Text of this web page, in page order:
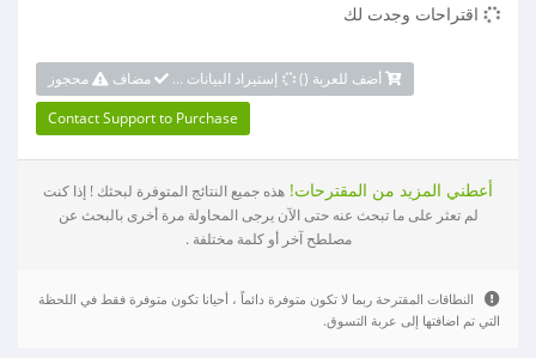
اقتراحات وجدت لك
أضف للعربة () إستيراد البيانات ... مضاف
محجوز
Contact Support to Purchase
أعطني المزيد من المقترحات! هذه جميع النتائج المتوفرة لبحثك ! إذا كنت
لم تعثر على ما تبحث عنه حتى الآن يرجى المحاولة مرة أخرى بالبحث عن
مصلطح آخر أو كلمة مختلفة .
النطاقات المقترحة ربما لا تكون متوفرة دائماً ، أحيانا تكون متوفرة فقط في اللحظة
التي تم اضافتها إلى عربة التسوق.